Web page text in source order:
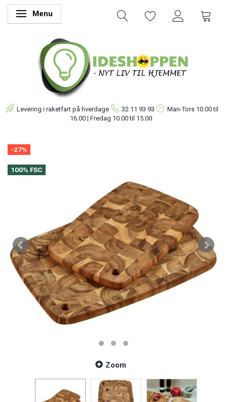
Skifte navigation
Menu
Levering i raketfart på hverdage 32 11 93 93 Man-Tors 10.00 til
16.00 | Fredag 10.00 til 15.00
-27%
100% FSC
Zoom